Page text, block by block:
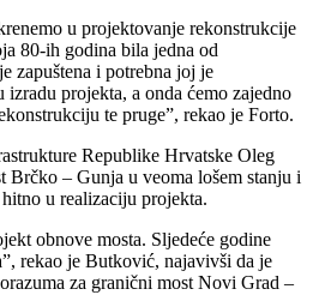
u projektovanje rekonstrukcije
80-ih godina bila jedna od
zapuštena i potrebna joj je
projekta, a onda ćemo zajedno
te pruge”, rekao je Forto.
Republike Hrvatske Oleg
Brčko – Gunja u veoma lošem stanju i
u realizaciju projekta.
obnove mosta. Sljedeće godine
rekao je Butković, najavivši da je
za granični most Novi Grad –